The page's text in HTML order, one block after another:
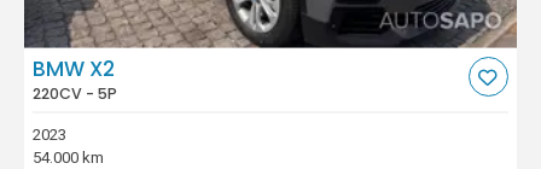
BMW X2
220CV - 5P
2023
54.000 km